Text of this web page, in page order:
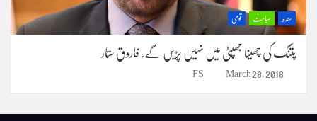
سندھ سیاست قومی
پتنگ کی چھینا جھپٹی میں نہیں پڑیں گے، فاروق ستار
March 28, 2018
FS